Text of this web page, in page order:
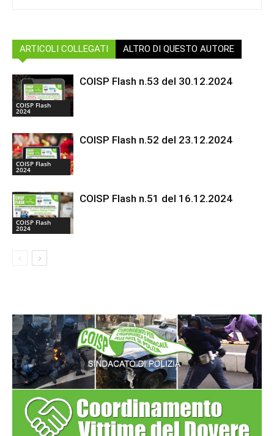
ARTICOLI COLLEGATI ALTRO DI QUESTO AUTORE
COISP Flash
2024
COISP Flash n.53 del 30.12.2024
COISP Flash
2024
COISP Flash n.52 del 23.12.2024
COISP Flash
2024
COISP Flash n.51 del 16.12.2024